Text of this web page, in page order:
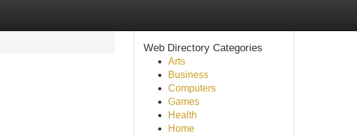
Web Directory Categories
Arts
Business
Computers
Games
Health
Home